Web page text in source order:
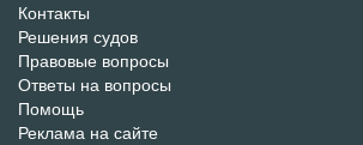
Контакты
Решения судов
Правовые вопросы
Ответы на вопросы
Помощь
Реклама на сайте